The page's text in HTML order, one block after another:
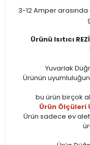
3-12 Amper
Ürünü Isıtıcı
Yuvarlak
Ürünün
bu ürün birçok
Ürün Ölçüleri
Ürün sadece ev